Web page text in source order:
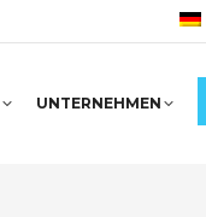
UNTERNEHMEN